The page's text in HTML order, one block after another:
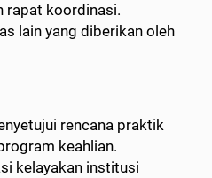
rapat koordinasi.
lain yang diberikan oleh
rencana praktik
keahlian.
kelayakan institusi